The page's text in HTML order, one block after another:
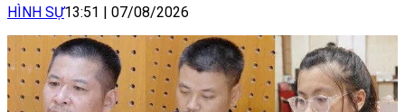
HÌNH SỰ13:51 | 07/08/2026